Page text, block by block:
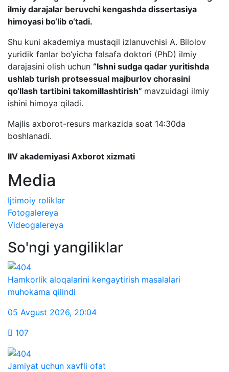
ilmiy darajalar beruvchi kengashda dissertasiya
himoyasi bo‘lib o‘tadi.
Shu kuni akademiya mustaqil izlanuvchisi A. Bilolov
yuridik fanlar bo‘yicha falsafa doktori (PhD) ilmiy
darajasini olish uchun “Ishni sudga qadar yuritishda
ushlab turish protsessual majburlov chorasini
qo‘llash tartibini takomillashtirish” mavzuidagi ilmiy
ishini himoya qiladi.
Majlis axborot-resurs markazida soat 14:30da
boshlanadi.
IIV akademiyasi Axborot xizmati
Media
Ijtimoiy roliklar
Fotogalereya
Videogalereya
So'ngi yangiliklar
Hamkorlik aloqalarini kengaytirish masalalari
muhokama qilindi
05 Avgust 2026, 20:04
107
Jamiyat uchun xavfli ofat